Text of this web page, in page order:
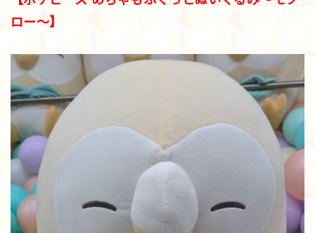
ロー～】